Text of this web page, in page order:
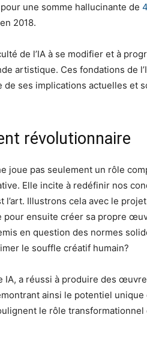
une somme hallucinante de
2018.
de l’IA à se modifier et à
artistique. Ces fondations de
ses implications actuelles et
révolutionnaire
joue pas seulement un rôle
Elle incite à redéfinir nos
l’art. Illustrons cela avec le
pour ensuite créer sa propre
en question des normes
le souffle créatif humain?
IA, a réussi à produire des
ainsi le potentiel
le rôle transformationnel